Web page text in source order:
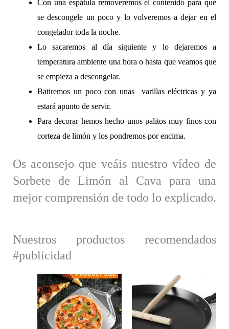
Con una espátula removeremos el contenido para que
se descongele un poco y lo volveremos a dejar en el
congelador toda la noche.
Lo sacaremos al día siguiente y lo dejaremos a
temperatura ambiente una hora o hasta que veamos que
se empieza a descongelar.
Batiremos un poco con unas varillas eléctricas y ya
estará apunto de servir.
Para decorar hemos hecho unos palitos muy finos con
corteza de limón y los pondremos por encima.
Os aconsejo que veáis nuestro vídeo de
Sorbete de Limón al Cava para una
mejor comprensión de todo lo explicado.
Nuestros productos recomendados
#publicidad